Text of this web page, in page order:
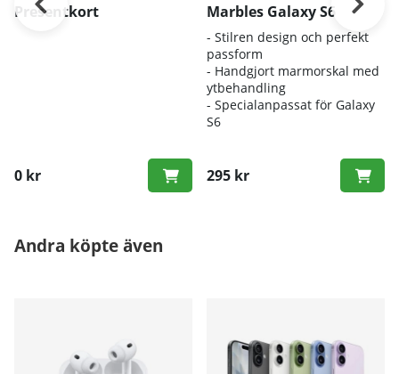
Presentkort
0 kr
Marbles Galaxy S6
- Stilren design och perfekt
passform
- Handgjort marmorskal med
ytbehandling
- Specialanpassat för Galaxy
S6
295 kr
Andra köpte även